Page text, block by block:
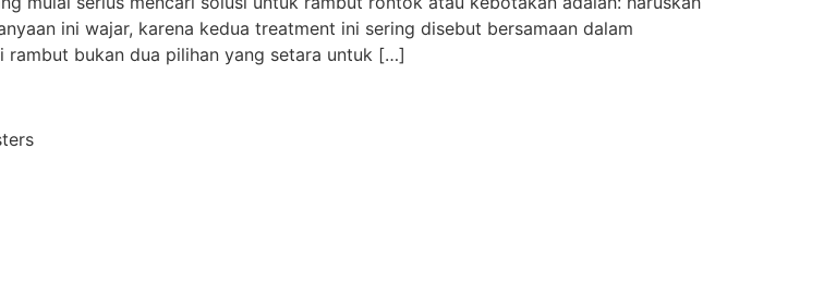
ini wajar, karena kedua treatment ini sering disebut bersamaan dalam
rambut bukan dua pilihan yang setara untuk […]